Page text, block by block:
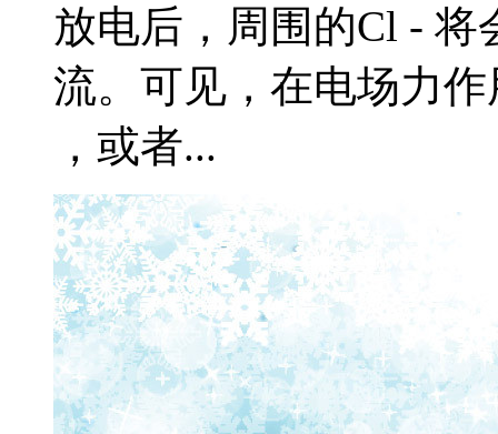
放电后，周围的Cl - 将
流。可见，在电场力
，或者...